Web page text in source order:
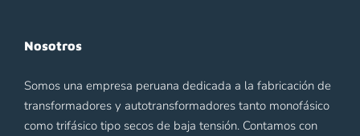
Nosotros
Somos una empresa peruana dedicada a la fabricación de
transformadores y autotransformadores tanto monofásico
como trifásico tipo secos de baja tensión. Contamos con